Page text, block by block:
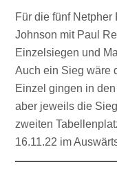
Für die fünf
Johnson mit Paul
Einzelsiegen und
Auch ein Sieg wäre
Einzel gingen in
aber jeweils die
zweiten
16.11.22 im